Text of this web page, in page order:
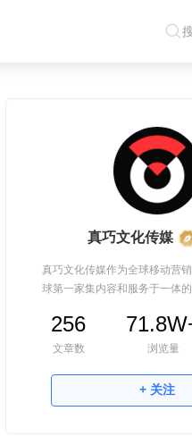
真巧文化传媒
真巧文化传媒作为全球移动营
球第一家集内容和服务于一体
256
文章数 浏览量
+ 关注